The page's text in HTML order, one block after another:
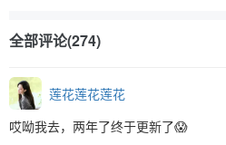
全部评论(274)
莲花莲花莲花
哎呦我去，两年了终于更新了😱